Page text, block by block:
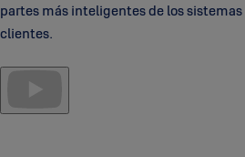
partes más inteligentes de los
clientes.